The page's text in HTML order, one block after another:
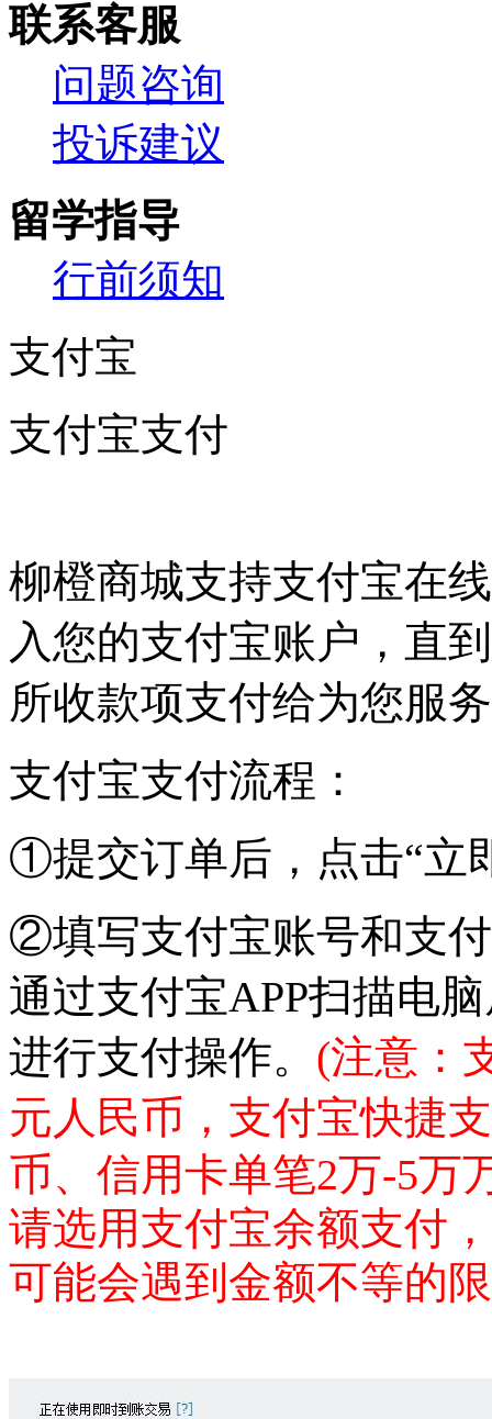
联系客服
问题咨询
投诉建议
留学指导
行前须知
支付宝
支付宝支付
柳橙商城支持支付宝在
入您的支付宝账户，直
所收款项支付给为您服
支付宝支付流程：
①提交订单后，点击“立
②填写支付宝账号和支
通过支付宝APP扫描电
进行支付操作。 (注意：
元人民币，支付宝快捷
币、信用卡单笔2万-5万
请选用支付宝余额支付
可能会遇到金额不等的